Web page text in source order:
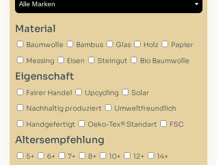
Material
Baumwolle Bambus Glas Holz
Papier
Messing
Eisen Steingut Bio Baumwolle
Eigenschaft
Fairer Handel Upcycling
Solar
Nachhaltig produziert
Umweltfreundlich
Handgefertigt
Oeko-Tex® Standart FSC
Altersempfehlung
5+ 6+ 7+ 8+ 10+ 12+ 14+